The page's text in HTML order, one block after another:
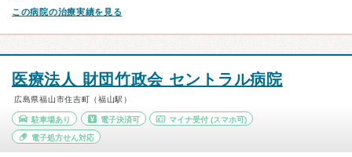
この病院の治療実績を見る
医療法人 財団竹政会 セントラル病院
広島県福山市住吉町（福山駅）
駐車場あり 電子決済可 マイナ受付 (スマホ可)
電子処方せん対応